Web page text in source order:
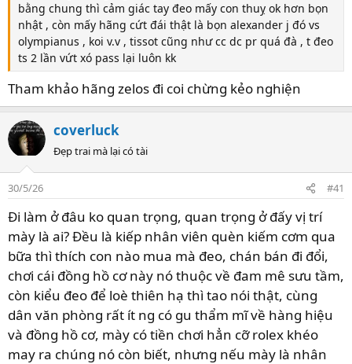
bằng chung thì cảm giác tay đeo mấy con thuỵ ok hơn bọn
nhật , còn mấy hãng cứt đái thật là bọn alexander j đó vs
olympianus , koi v.v , tissot cũng như cc dc pr quá đà , t đeo
ts 2 lần vứt xó pass lại luôn kk
Tham khảo hãng zelos đi coi chừng kẻo nghiện
coverluck
Đẹp trai mà lại có tài
30/5/26 #41
Đi làm ở đâu ko quan trọng, quan trọng ở đấy vị trí
mày là ai? Đều là kiếp nhân viên quèn kiếm cơm qua
bữa thì thích con nào mua mà đeo, chán bán đi đổi,
chơi cái đồng hồ cơ này nó thuộc về đam mê sưu tầm,
còn kiểu đeo để loè thiên hạ thì tao nói thật, cùng
dân văn phòng rất ít ng có gu thẩm mĩ về hàng hiệu
và đồng hồ cơ, mày có tiền chơi hẳn cỡ rolex khéo
may ra chúng nó còn biết, nhưng nếu mày là nhân